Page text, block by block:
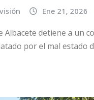
Ene 21, 2026
Albacete detiene a un
por el mal estado